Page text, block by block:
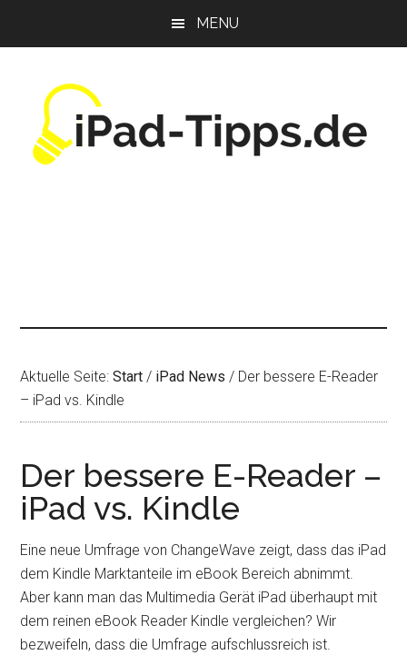
MENU
Aktuelle Seite:Start / iPad News / Der bessere E-Reader
– iPad vs. Kindle
Der bessere E-Reader –
iPad vs. Kindle
Eine neue Umfrage von ChangeWave zeigt, dass das iPad
dem Kindle Marktanteile im eBook Bereich abnimmt.
Aber kann man das Multimedia Gerät iPad überhaupt mit
dem reinen eBook Reader Kindle vergleichen? Wir
bezweifeln, dass die Umfrage aufschlussreich ist.